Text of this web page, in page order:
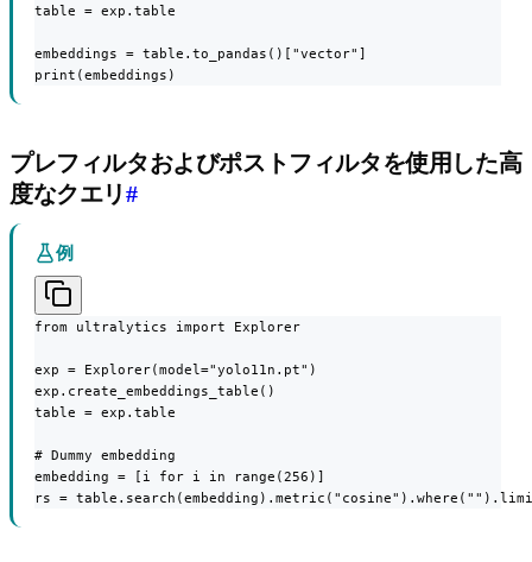
table = exp.table
embeddings = table.to_pandas()["vector"]
print(embeddings)
プレフィルタおよびポストフィルタを使用した高
度なクエリ#
例
from ultralytics import Explorer
exp = Explorer(model="yolo11n.pt")
exp.create_embeddings_table()
table = exp.table
# Dummy embedding
embedding = [i for i in range(256)]
rs =